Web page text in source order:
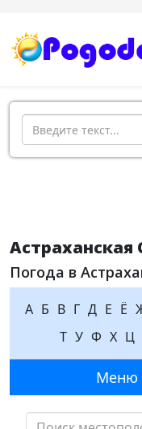
Поиск
Астраханская
Погода в
А Б В Г Д Е Ё
Т У Ф Х Ц
Меню